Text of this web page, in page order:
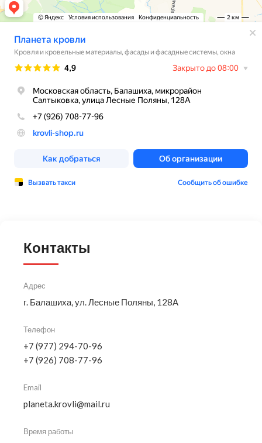
Контакты
Адрес
г. Балашиха, ул. Лесные Поляны, 128А
Телефон
+7 (977) 294-70-96
+7 (926) 708-77-96
Email
planeta.krovli@mail.ru
Время работы